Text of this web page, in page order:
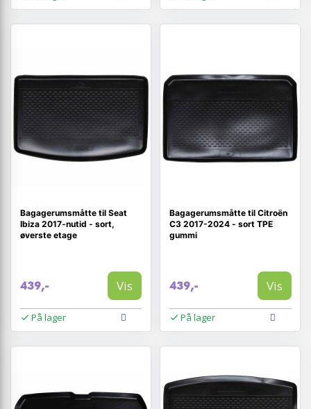
Bagagerumsmåtte til Seat
Ibiza 2017-nutid - sort,
øverste etage
439,- Vis
På lager
Bagagerumsmåtte til Citroën
C3 2017-2024 - sort TPE
gummi
439,- Vis
På lager